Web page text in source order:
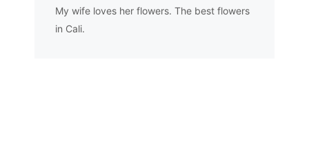
My wife loves her flowers. The best flowers
in Cali.